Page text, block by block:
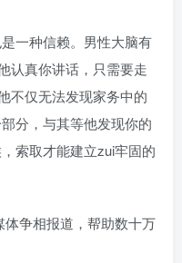
一种信赖。男性大脑有
认真你讲话，只需要走
不仅无法发现家务中的
分，与其等他发现你的
索取才能建立zui牢固的
争相报道，帮助数十万